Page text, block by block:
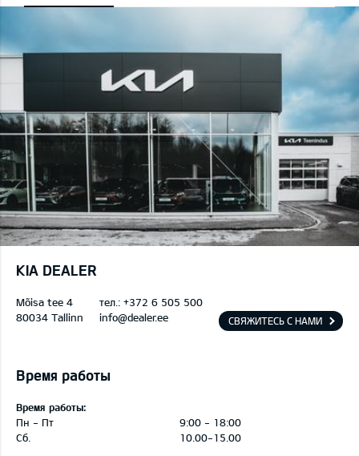
KIA DEALER
Mõisa tee 4
80034 Tallinn
тел.: +372 6 505 500
info@dealer.ee
СВЯЖИТЕСЬ С НАМИ
Время работы
Время работы:
Пн - Пт
9:00 - 18:00
Сб.
10.00-15.00